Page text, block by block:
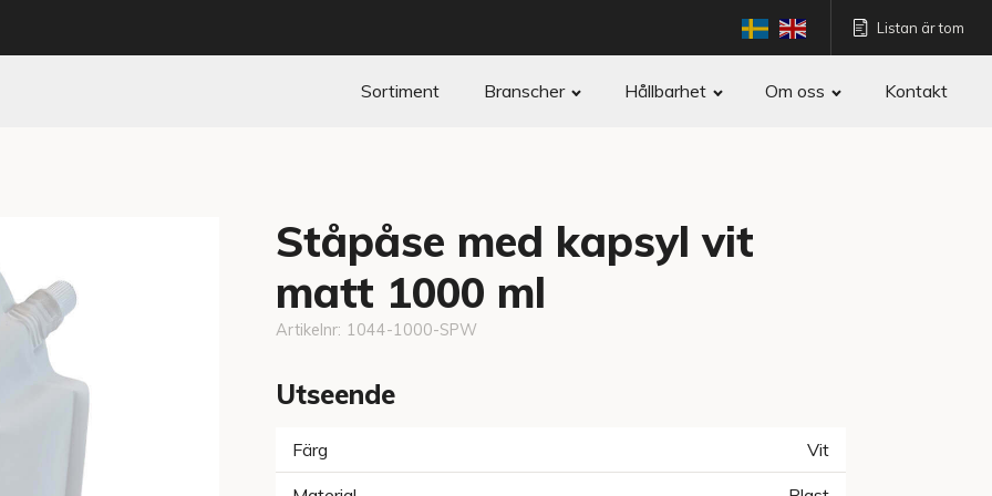
Listan är tom
Sortiment Branscher Hållbarhet Om oss Kontakt
Ståpåse med kapsyl vit
matt 1000 ml
Artikelnr: 1044-1000-SPW
Utseende
Färg Vit